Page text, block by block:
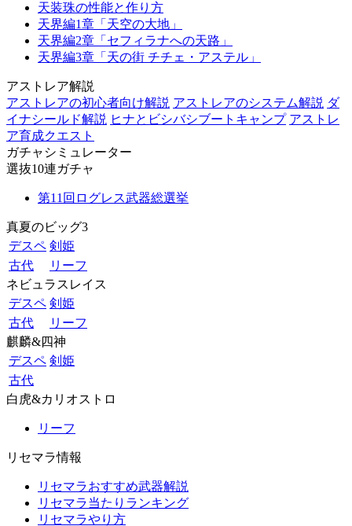
天装珠の性能と作り方
天界編1章「天空の大地」
天界編2章「セフィラナへの天路」
天界編3章「天の街 チチェ・アステル」
アストレア解説
アストレアの初心者向け解説 アストレアのシステム解説 ダ
イナシールド解説 ヒナとビシバシブートキャンプ アストレ
ア育成クエスト
ガチャシミュレーター
選抜10連ガチャ
第11回ログレス武器総選挙
真夏のビッグ3
デスペ 剣姫
古代
リーフ
ネビュラスレイス
デスペ 剣姫
古代
リーフ
麒麟&四神
デスペ 剣姫
古代
白虎&カリオストロ
リーフ
リセマラ情報
リセマラおすすめ武器解説
リセマラ当たりランキング
リセマラやり方